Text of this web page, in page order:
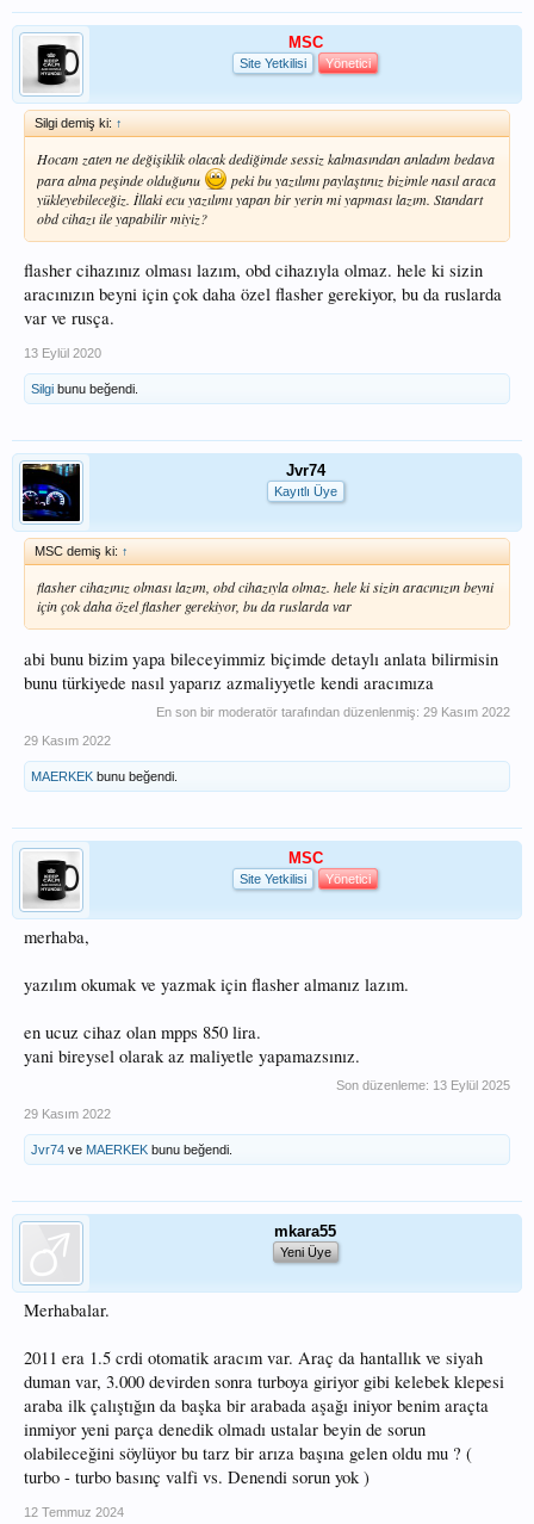
buradaki veriler generic bir sogulama sonrası gelen anlamsız bilgiler. remap
cihazlarıyla ecu info / ecu data almanız lazım.
örnek 2:28'de gelen info :
MSC
Site Yetkilisi Yönetici
Silgi demiş ki: ↑
Hocam zaten ne değişiklik olacak dediğimde sessiz kalmasından anladım bedava
para alma peşinde olduğunu
peki bu yazılımı paylaştınız bizimle nasıl araca
yükleyebileceğiz. İllaki ecu yazılımı yapan bir yerin mi yapması lazım. Standart
obd cihazı ile yapabilir miyiz?
flasher cihazınız olması lazım, obd cihazıyla olmaz. hele ki sizin
aracınızın beyni için çok daha özel flasher gerekiyor, bu da ruslarda
var ve rusça.
13 Eylül 2020
Silgi bunu beğendi.
Jvr74
Kayıtlı Üye
MSC demiş ki: ↑
flasher cihazınız olması lazım, obd cihazıyla olmaz. hele ki sizin aracınızın beyni
için çok daha özel flasher gerekiyor, bu da ruslarda var
abi bunu bizim yapa bileceyimmiz biçimde detaylı anlata bilirmisin
bunu türkiyede nasıl yaparız azmaliyyetle kendi aracımıza
En son bir moderatör tarafından düzenlenmiş: 29 Kasım 2022
29 Kasım 2022
MAERKEK bunu beğendi.
MSC
Site Yetkilisi Yönetici
merhaba,
yazılım okumak ve yazmak için flasher almanız lazım.
en ucuz cihaz olan mpps 850 lira.
yani bireysel olarak az maliyetle yapamazsınız.
Son düzenleme: 13 Eylül 2025
29 Kasım 2022
Jvr74 ve MAERKEK bunu beğendi.
mkara55
Yeni Üye
Merhabalar.
2011 era 1.5 crdi otomatik aracım var. Araç da hantallık ve siyah
duman var, 3.000 devirden sonra turboya giriyor gibi kelebek klepesi
araba ilk çalıştığın da başka bir arabada aşağı iniyor benim araçta
inmiyor yeni parça denedik olmadı ustalar beyin de sorun
olabileceğini söylüyor bu tarz bir arıza başına gelen oldu mu ? (
turbo - turbo basınç valfi vs. Denendi sorun yok )
12 Temmuz 2024